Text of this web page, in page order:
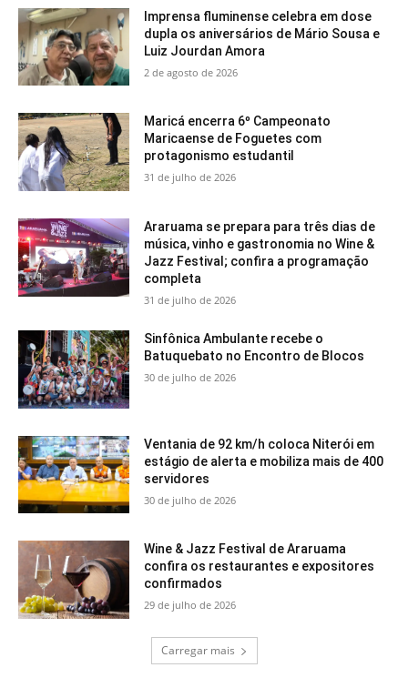
Imprensa fluminense celebra em dose
dupla os aniversários de Mário Sousa e
Luiz Jourdan Amora
2 de agosto de 2026
Maricá encerra 6º Campeonato
Maricaense de Foguetes com
protagonismo estudantil
31 de julho de 2026
Araruama se prepara para três dias de
música, vinho e gastronomia no Wine &
Jazz Festival; confira a programação
completa
31 de julho de 2026
Sinfônica Ambulante recebe o
Batuquebato no Encontro de Blocos
30 de julho de 2026
Ventania de 92 km/h coloca Niterói em
estágio de alerta e mobiliza mais de 400
servidores
30 de julho de 2026
Wine & Jazz Festival de Araruama
confira os restaurantes e expositores
confirmados
29 de julho de 2026
Carregar mais